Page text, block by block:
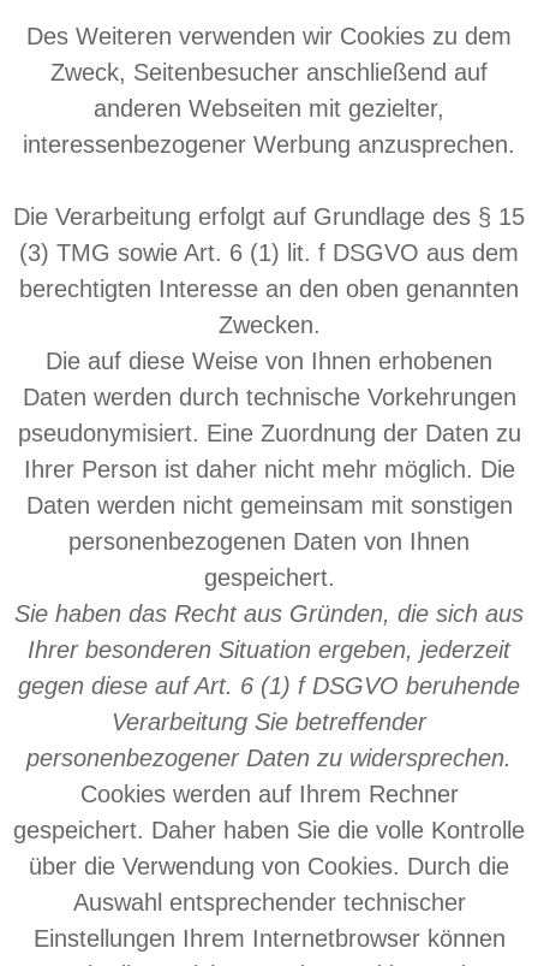
Des Weiteren verwenden wir Cookies zu dem
Zweck, Seitenbesucher anschließend auf
anderen Webseiten mit gezielter,
interessenbezogener Werbung anzusprechen.
Die Verarbeitung erfolgt auf Grundlage des § 15
(3) TMG sowie Art. 6 (1) lit. f DSGVO aus dem
berechtigten Interesse an den oben genannten
Zwecken.
Die auf diese Weise von Ihnen erhobenen
Daten werden durch technische Vorkehrungen
pseudonymisiert. Eine Zuordnung der Daten zu
Ihrer Person ist daher nicht mehr möglich. Die
Daten werden nicht gemeinsam mit sonstigen
personenbezogenen Daten von Ihnen
gespeichert.
Sie haben das Recht aus Gründen, die sich aus
Ihrer besonderen Situation ergeben, jederzeit
gegen diese auf Art. 6 (1) f DSGVO beruhende
Verarbeitung Sie betreffender
personenbezogener Daten zu widersprechen.
Cookies werden auf Ihrem Rechner
gespeichert. Daher haben Sie die volle Kontrolle
über die Verwendung von Cookies. Durch die
Auswahl entsprechender technischer
Einstellungen Ihrem Internetbrowser können